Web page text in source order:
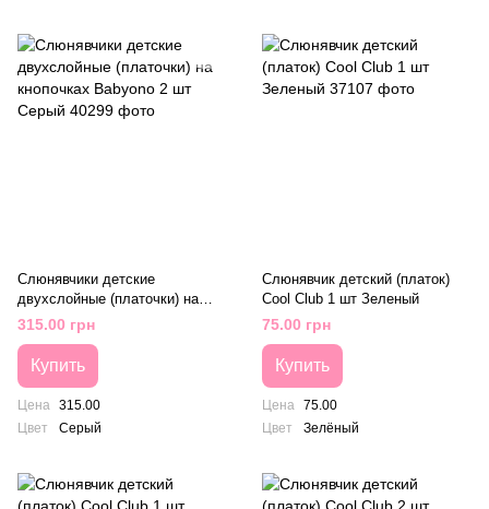
Слюнявчики детские
двухслойные (платочки) на
кнопочках Babyono 2 шт Серый
315.00 грн
Купить
Цена 315.00
Цвет
Серый
Слюнявчик детский (платок)
Cool Club 1 шт Зеленый
75.00 грн
Купить
Цена 75.00
Цвет
Зелёный